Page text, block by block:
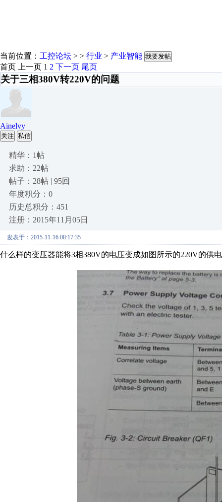
当前位置： 工控论坛 > > 行业 > 产业智能 我要发帖
首页 上一页 1 2 下一页 尾页
关于三相380V转220V的问题
Ainelvy
关注 私信
精华：1帖
求助：22帖
帖子：28帖 | 95回
年度积分：0
历史总积分：451
注册：2015年11月05日
发表于：2015-11-16 08:17:35
什么样的变压器能将3相380V的电压变成如图所示的220V的供